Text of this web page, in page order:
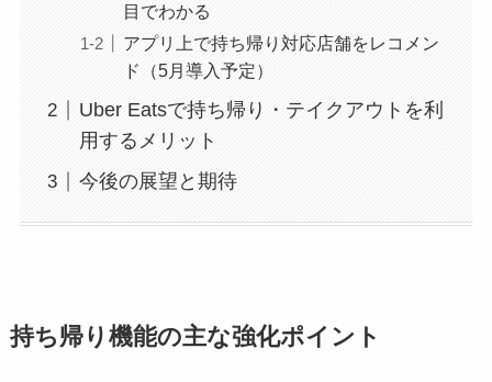
目でわかる
アプリ上で持ち帰り対応店舗をレコメン
ド（5月導入予定）
Uber Eatsで持ち帰り・テイクアウトを利
用するメリット
今後の展望と期待
持ち帰り機能の主な強化ポイント